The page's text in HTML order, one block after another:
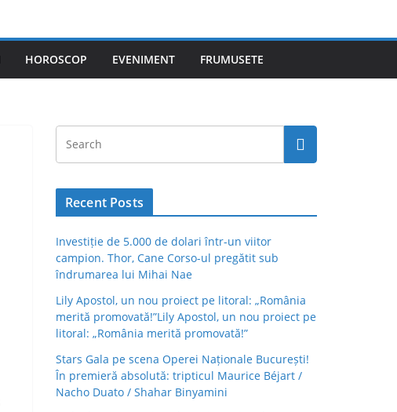
HOROSCOP EVENIMENT FRUMUSETE
Recent Posts
Investiție de 5.000 de dolari într-un viitor
campion. Thor, Cane Corso-ul pregătit sub
îndrumarea lui Mihai Nae
Lily Apostol, un nou proiect pe litoral: „România
merită promovată!”Lily Apostol, un nou proiect pe
litoral: „România merită promovată!”
Stars Gala pe scena Operei Naționale București!
În premieră absolută: tripticul Maurice Béjart /
Nacho Duato / Shahar Binyamini